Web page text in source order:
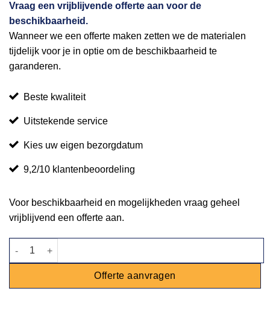
Vraag een vrijblijvende offerte aan voor de
beschikbaarheid.
Wanneer we een offerte maken zetten we de materialen
tijdelijk voor je in optie om de beschikbaarheid te
garanderen.
Beste kwaliteit
Uitstekende service
Kies uw eigen bezorgdatum
9,2/10 klantenbeoordeling
Voor beschikbaarheid en mogelijkheden vraag geheel
vrijblijvend een offerte aan.
Statafel steigerhout mixed 80x80cm met koelbak aantal
Offerte aanvragen